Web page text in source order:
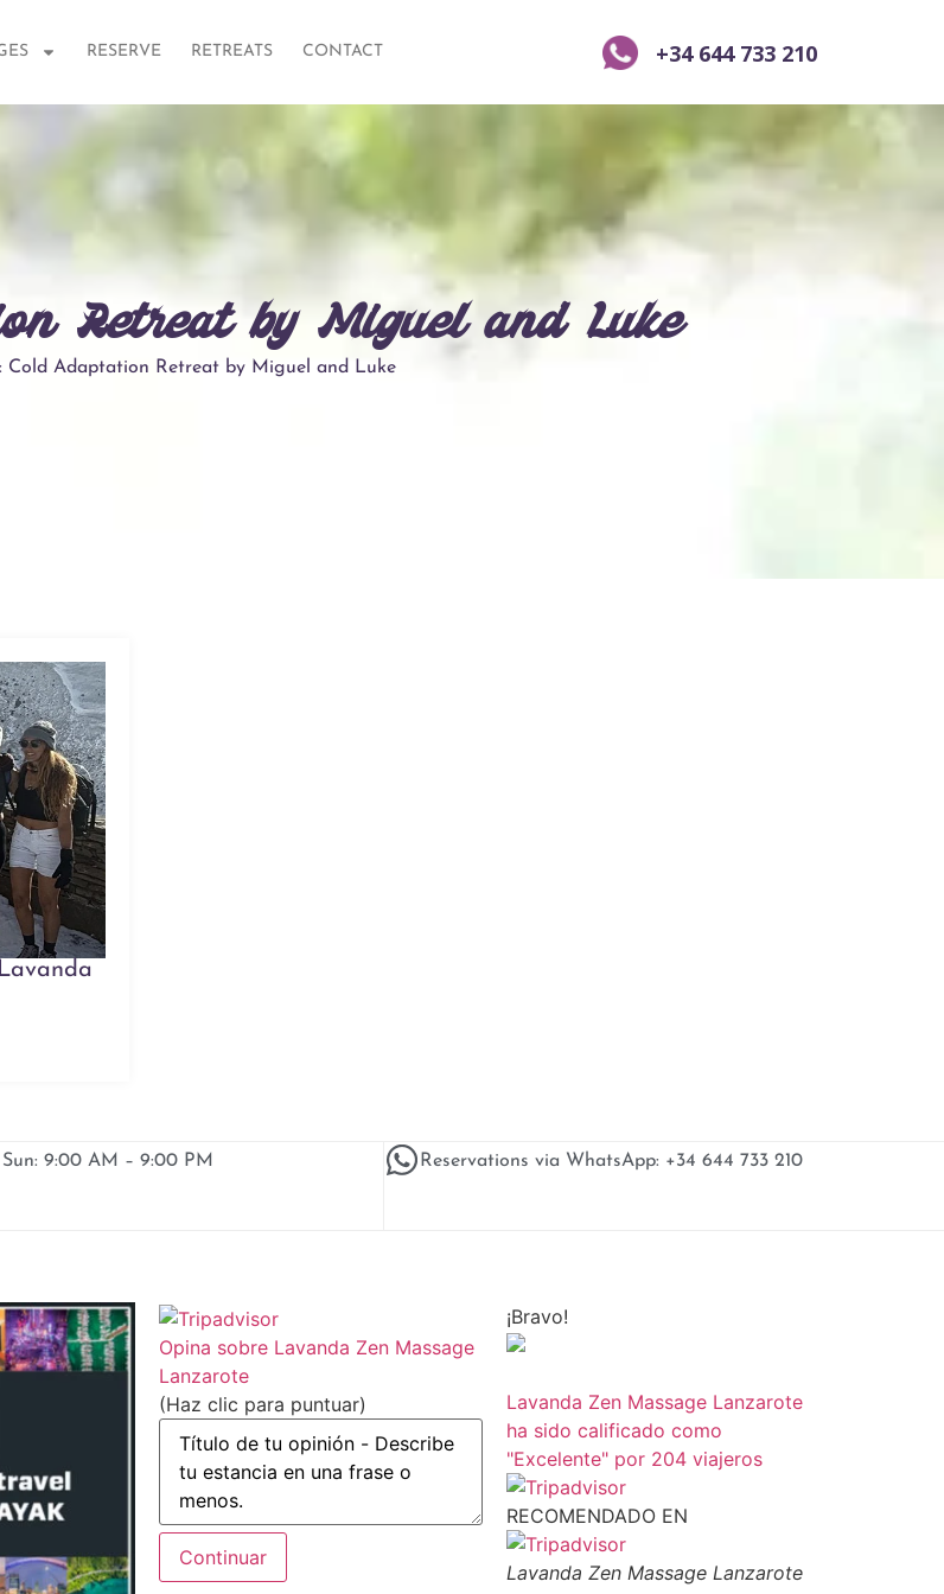
RESERVE RETREATS CONTACT +34 644 733 210
Retreat by Miguel and Luke
Cold Adaptation Retreat by Miguel and Luke
9:00 AM – 9:00 PM Reservations via WhatsApp: +34 644 733 210
Opina sobre Lavanda Zen Massage
Lanzarote
(Haz clic para puntuar)
¡Bravo!
Lavanda Zen Massage Lanzarote
ha sido calificado como
"Excelente" por 204 viajeros
RECOMENDADO EN
Lavanda Zen Massage Lanzarote